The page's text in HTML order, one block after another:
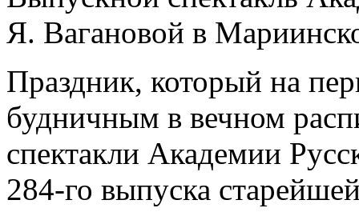
Я. Вагановой в
Праздник, который на
будничным в вечном
спектакли Академии
284-го выпуска